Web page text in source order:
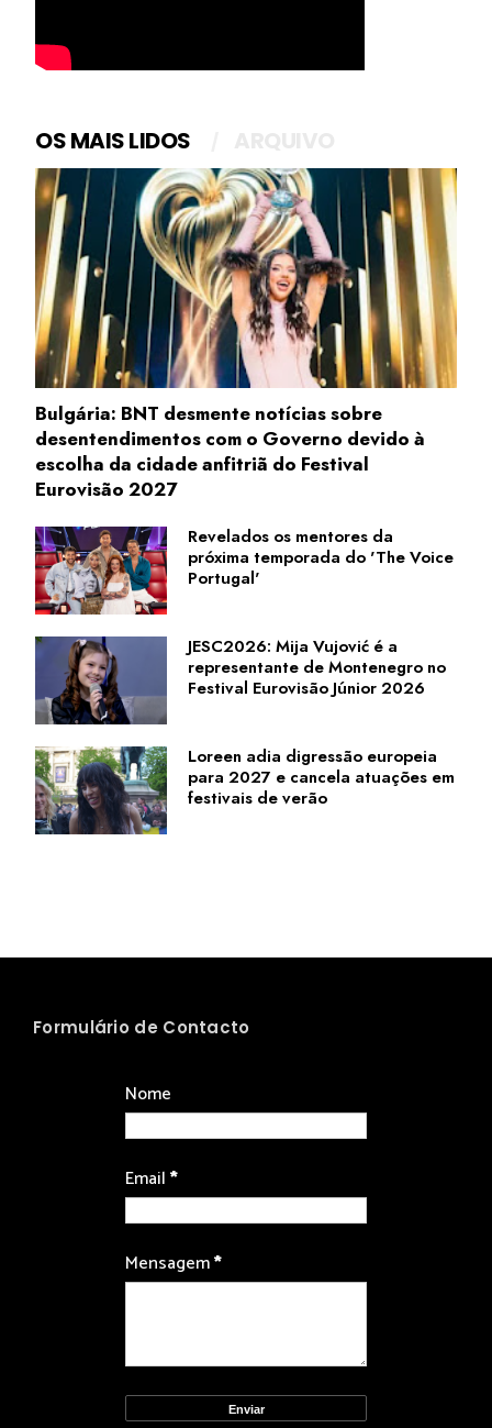
OS MAIS LIDOS
Bulgária: BNT desmente notícias sobre
desentendimentos com o Governo devido à
escolha da cidade anfitriã do Festival
Eurovisão 2027
Revelados os mentores da
próxima temporada do 'The Voice
Portugal'
JESC2026: Mija Vujović é a
representante de Montenegro no
Festival Eurovisão Júnior 2026
Loreen adia digressão europeia
para 2027 e cancela atuações em
festivais de verão
Formulário de Contacto
Nome
Email*
Mensagem*